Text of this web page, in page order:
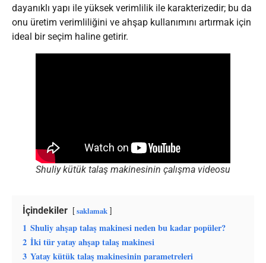
dayanıklı yapı ile yüksek verimlilik ile karakterizedir; bu da
onu üretim verimliliğini ve ahşap kullanımını artırmak için
ideal bir seçim haline getirir.
Shuliy kütük talaş makinesinin çalışma videosu
İçindekiler saklamak
1 Shuliy ahşap talaş makinesi neden bu kadar popüler?
2 İki tür yatay ahşap talaş makinesi
3 Yatay kütük talaş makinesinin parametreleri